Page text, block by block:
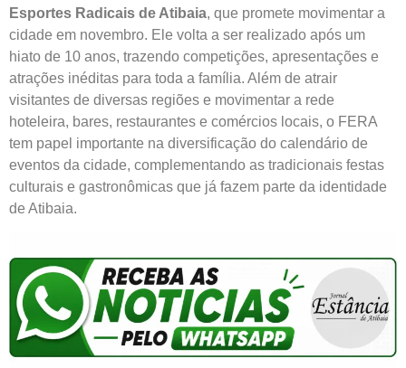
Esportes Radicais de Atibaia, que promete movimentar a
cidade em novembro. Ele volta a ser realizado após um
hiato de 10 anos, trazendo competições, apresentações e
atrações inéditas para toda a família. Além de atrair
visitantes de diversas regiões e movimentar a rede
hoteleira, bares, restaurantes e comércios locais, o FERA
tem papel importante na diversificação do calendário de
eventos da cidade, complementando as tradicionais festas
culturais e gastronômicas que já fazem parte da identidade
de Atibaia.